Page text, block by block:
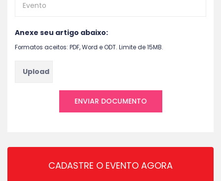
Anexe seu artigo abaixo:
Formatos aceitos: PDF, Word e ODT. Limite de 15MB.
CADASTRE O EVENTO AGORA